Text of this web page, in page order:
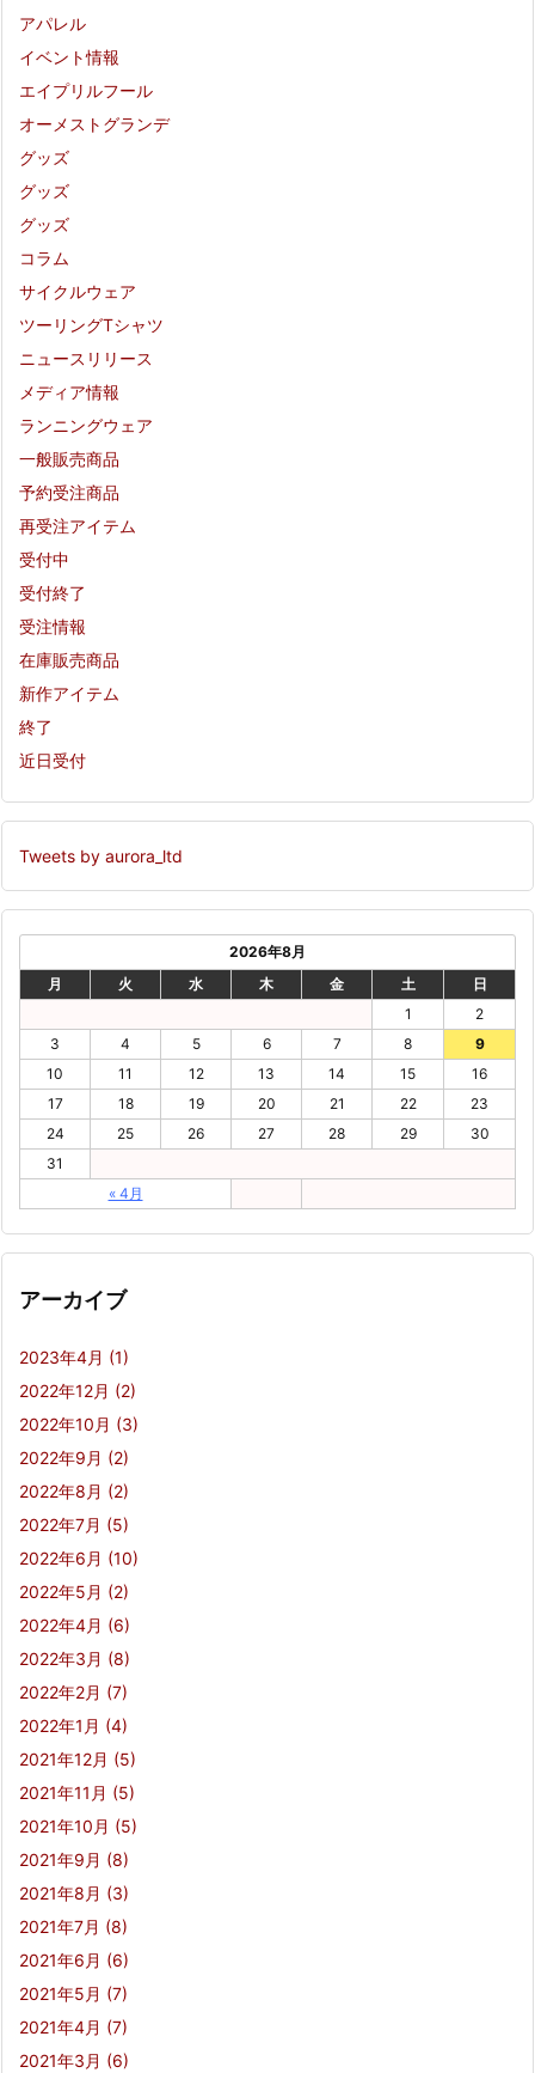
アパレル
イベント情報
エイプリルフール
オーメストグランデ
グッズ
グッズ
グッズ
コラム
サイクルウェア
ツーリングTシャツ
ニュースリリース
メディア情報
ランニングウェア
一般販売商品
予約受注商品
再受注アイテム
受付中
受付終了
受注情報
在庫販売商品
新作アイテム
終了
近日受付
Tweets by aurora_ltd
2026年8月
月
火 水 木 金 土 日
« 4月
1
2
3
4 5 6 7 8
9
10
11 12 13 14 15
16
17
18 19 20 21 22
23
24
25 26 27 28 29
30
31
アーカイブ
2023年4月 (1)
2022年12月 (2)
2022年10月 (3)
2022年9月 (2)
2022年8月 (2)
2022年7月 (5)
2022年6月 (10)
2022年5月 (2)
2022年4月 (6)
2022年3月 (8)
2022年2月 (7)
2022年1月 (4)
2021年12月 (5)
2021年11月 (5)
2021年10月 (5)
2021年9月 (8)
2021年8月 (3)
2021年7月 (8)
2021年6月 (6)
2021年5月 (7)
2021年4月 (7)
2021年3月 (6)